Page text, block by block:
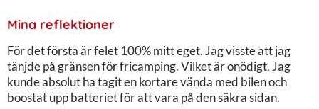
Mina reflektioner
För det första är felet 100% mitt eget. Jag visste att jag
tänjde på gränsen för fricamping. Vilket är onödigt. Jag
kunde absolut ha tagit en kortare vända med bilen och
boostat upp batteriet för att vara på den säkra sidan.